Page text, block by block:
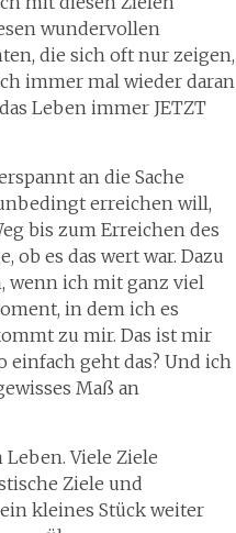
wundervollen
die sich oft nur zeigen,
immer mal wieder daran
Leben immer JETZT
an die Sache
erreichen will,
bis zum Erreichen des
es das wert war. Dazu
wenn ich mit ganz viel
in dem ich es
zu mir. Das ist mir
einfach geht das? Und ich
Maß an
Viele Ziele
Ziele und
kleines Stück weiter